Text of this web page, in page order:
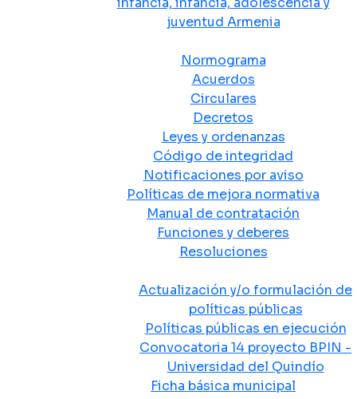
juventud Armenia
Normograma
Acuerdos
Circulares
Decretos
Leyes y ordenanzas
Código de integridad
Notificaciones por aviso
Políticas de mejora normativa
Manual de contratación
Funciones y deberes
Resoluciones
Actualización y/o formulación de
políticas públicas
Políticas públicas en ejecución
Convocatoria 14 proyecto BPIN -
Universidad del Quindío
Ficha básica municipal